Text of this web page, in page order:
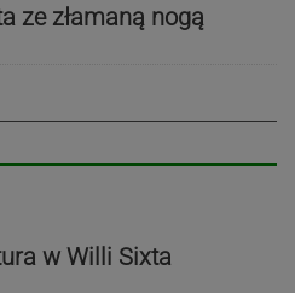
ze złamaną nogą
w Willi Sixta